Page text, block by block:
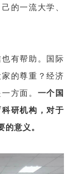
的一流大学、
有帮助。国际
的尊重？经济
方面。 一个国
研机构，对于
意义。